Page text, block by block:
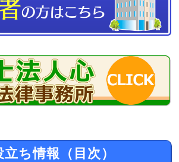
ち情報（目次）